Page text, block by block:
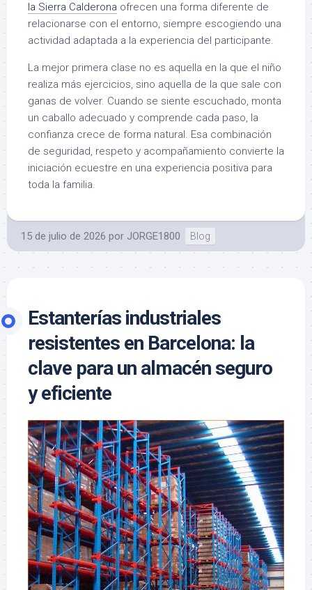
la Sierra Calderona ofrecen una forma diferente de
relacionarse con el entorno, siempre escogiendo una
actividad adaptada a la experiencia del participante.
La mejor primera clase no es aquella en la que el niño
realiza más ejercicios, sino aquella de la que sale con
ganas de volver. Cuando se siente escuchado, monta
un caballo adecuado y comprende cada paso, la
confianza crece de forma natural. Esa combinación
de seguridad, respeto y acompañamiento convierte la
iniciación ecuestre en una experiencia positiva para
toda la familia.
15 de julio de 2026 por JORGE1800 Blog
Estanterías industriales
resistentes en Barcelona: la
clave para un almacén seguro
y eficiente